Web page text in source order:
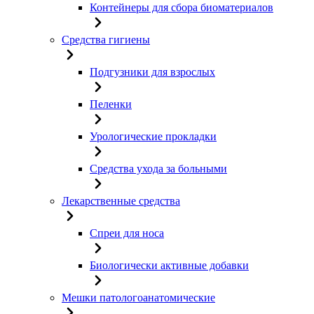
Контейнеры для сбора биоматериалов
Средства гигиены
Подгузники для взрослых
Пеленки
Урологические прокладки
Средства ухода за больными
Лекарственные средства
Спреи для носа
Биологически активные добавки
Мешки патологоанатомические